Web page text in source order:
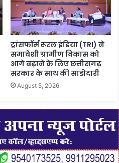
ट्रांसफॉर्म रूरल इंडिया (TRI) ने
समावेशी ग्रामीण विकास को
आगे बढ़ाने के लिए छत्तीसगढ़
सरकार के साथ की साझेदारी
August 5, 2026